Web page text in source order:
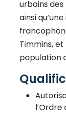
urbains des
ainsi
Timmins,
population